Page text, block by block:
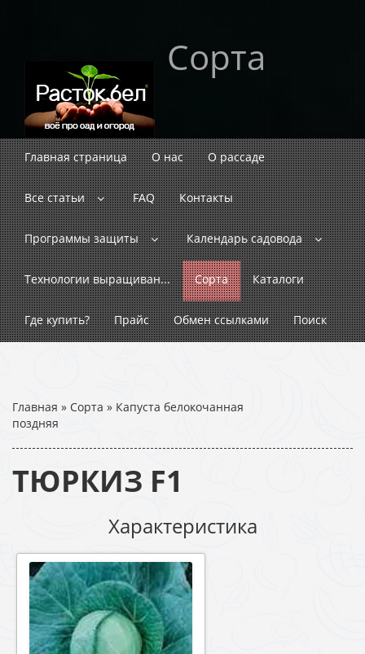
Сорта
Главная страница О нас О рассаде
Все статьи FAQ Контакты
Программы защиты Календарь садовода
Технологии выращиван... Сорта Каталоги
Где купить? Прайс Обмен ссылками Поиск
Главная » Сорта » Капуста белокочанная
поздняя
ТЮРКИЗ F1
Характеристика